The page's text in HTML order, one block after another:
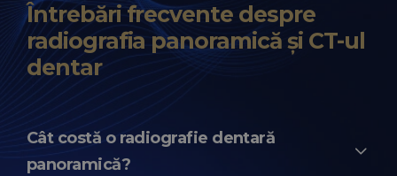
Întrebări frecvente despre
radiografia panoramică și CT-ul
dentar
Cât costă o radiografie dentară
panoramică?